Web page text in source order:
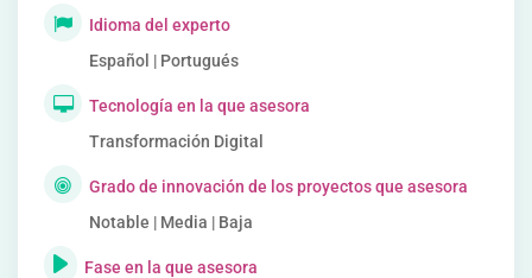
Idioma del experto
Español | Portugués
Tecnología en la que asesora
Transformación Digital
Grado de innovación de los proyectos que asesora
Notable | Media | Baja
Fase en la que asesora